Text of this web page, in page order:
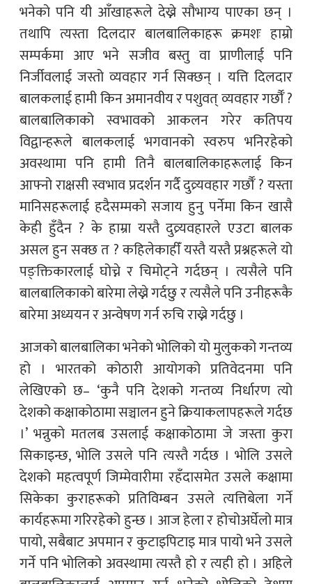
भनेको पनि यी आँखाहरूले देख्ने सौभाग्य पाएका छन् ।
तथापि त्यस्ता दिलदार बालबालिकाहरू क्रमशः हाम्रो
सम्पर्कमा आए भने सजीव बस्तु वा प्राणीलाई पनि
निर्जीवलाई जस्तो व्यवहार गर्न सिक्छन् । यत्ति दिलदार
बालकलाई हामी किन अमानवीय र पशुवत् व्यवहार गर्छौँ ?
बालबालिकाको स्वभावको आकलन गरेर कतिपय
विद्वान्हरूले बालकलाई भगवानको स्वरुप भनिरहेको
अवस्थामा पनि हामी तिनै बालबालिकाहरूलाई किन
आफ्नो राक्षसी स्वभाव प्रदर्शन गर्दै दुव्र्यवहार गर्छौँ ? यस्ता
मानिसहरूलाई हदैसम्मको सजाय हुनु पर्नेमा किन खासै
केही हुँदैन ? के हाम्रा यस्तै दुव्र्यवहारले एउटा बालक
असल हुन सक्छ त ? कहिलेकाहीँ यस्तै यस्तै प्रश्नहरूले यो
पङ्क्तिकारलाई घोच्ने र चिमोट्ने गर्दछन् । त्यसैले पनि
बालबालिकाको बारेमा लेख्ने गर्दछु र त्यसैले पनि उनीहरूकै
बारेमा अध्ययन र अन्वेषण गर्न रुचि राख्ने गर्दछु ।
आजको बालबालिका भनेको भोलिको यो मुलुकको गन्तव्य
हो । भारतको कोठारी आयोगको प्रतिवेदनमा पनि
लेखिएको छ– ‘कुनै पनि देशको गन्तव्य निर्धारण त्यो
देशको कक्षाकोठामा सञ्चालन हुने क्रियाकलापहरूले गर्दछ
।’ भन्नुको मतलब उसलाई कक्षाकोठामा जे जस्ता कुरा
सिकाइन्छ, भोलि उसले पनि त्यस्तै गर्दछ । भोलि उसले
देशको महत्वपूर्ण जिम्मेवारीमा रहँदासमेत उसले कक्षामा
सिकेका कुराहरूको प्रतिविम्बन उसले त्यत्तिबेला गर्ने
कार्यहरूमा गरिरहेको हुन्छ । आज हेला र होचोअर्घेलो मात्र
पायो, सबैबाट अपमान र कुटाइपिटाइ मात्र पायो भने उसले
गर्ने पनि भोलिको अवस्थामा त्यस्तै हो र त्यही हो । अहिले